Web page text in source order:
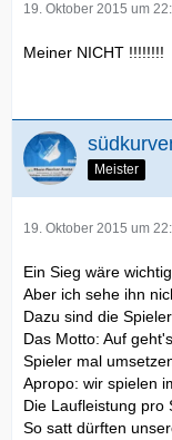
19. Oktober 2015 um
Meiner NICHT !!!!!!!!
Meister
19. Oktober 2015 um
Ein Sieg wäre wichtig.
Aber ich sehe ihn
Dazu sind die
Das Motto: Auf
Spieler mal
Apropo: wir spielen
Die Laufleistung pro
So satt dürften